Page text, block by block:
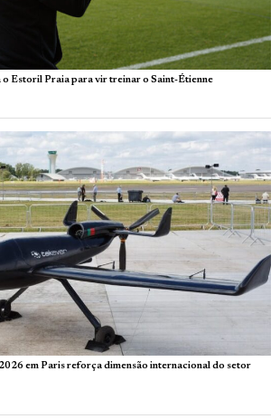
o Estoril Praia para vir treinar o Saint-Étienne
em Paris reforça dimensão internacional do setor